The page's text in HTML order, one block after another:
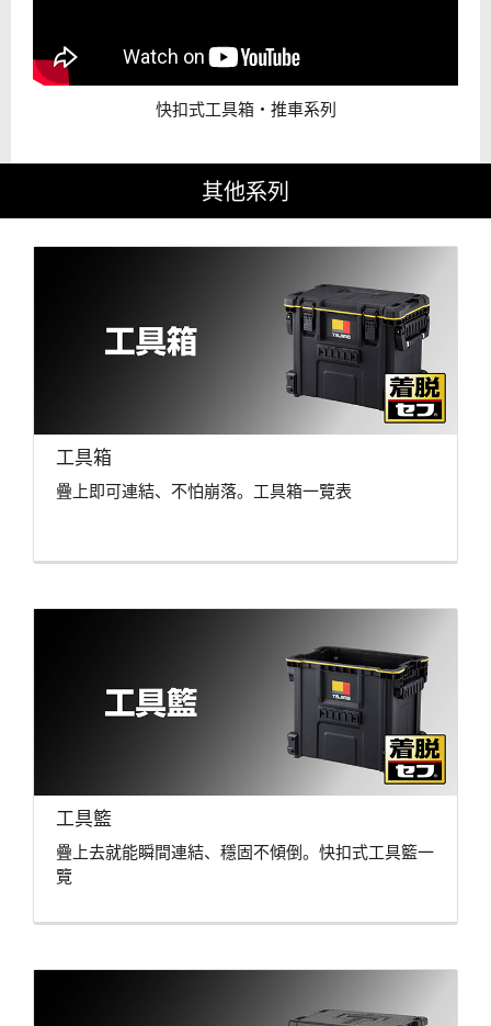
快扣式工具箱・推車系列
其他系列
工具箱
疊上即可連結、不怕崩落。工具箱一覽表
工具籃
疊上去就能瞬間連結、穩固不傾倒。快扣式工具籃一
覽